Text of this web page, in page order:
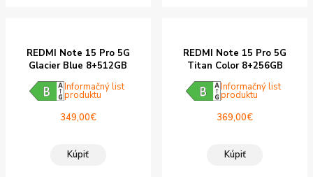
REDMI Note 15 Pro 5G
Glacier Blue 8+512GB
Informačný list
produktu
349,00€
Kúpiť
REDMI Note 15 Pro 5G
Titan Color 8+256GB
Informačný list
produktu
369,00€
Kúpiť